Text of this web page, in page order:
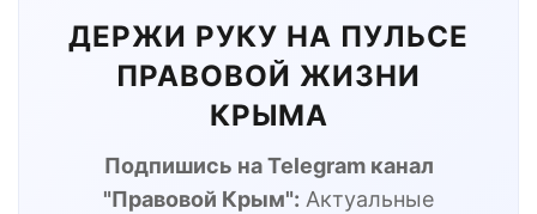
ДЕРЖИ РУКУ НА ПУЛЬСЕ
ПРАВОВОЙ ЖИЗНИ
КРЫМА
Подпишись на Telegram канал
"Правовой Крым": Актуальные